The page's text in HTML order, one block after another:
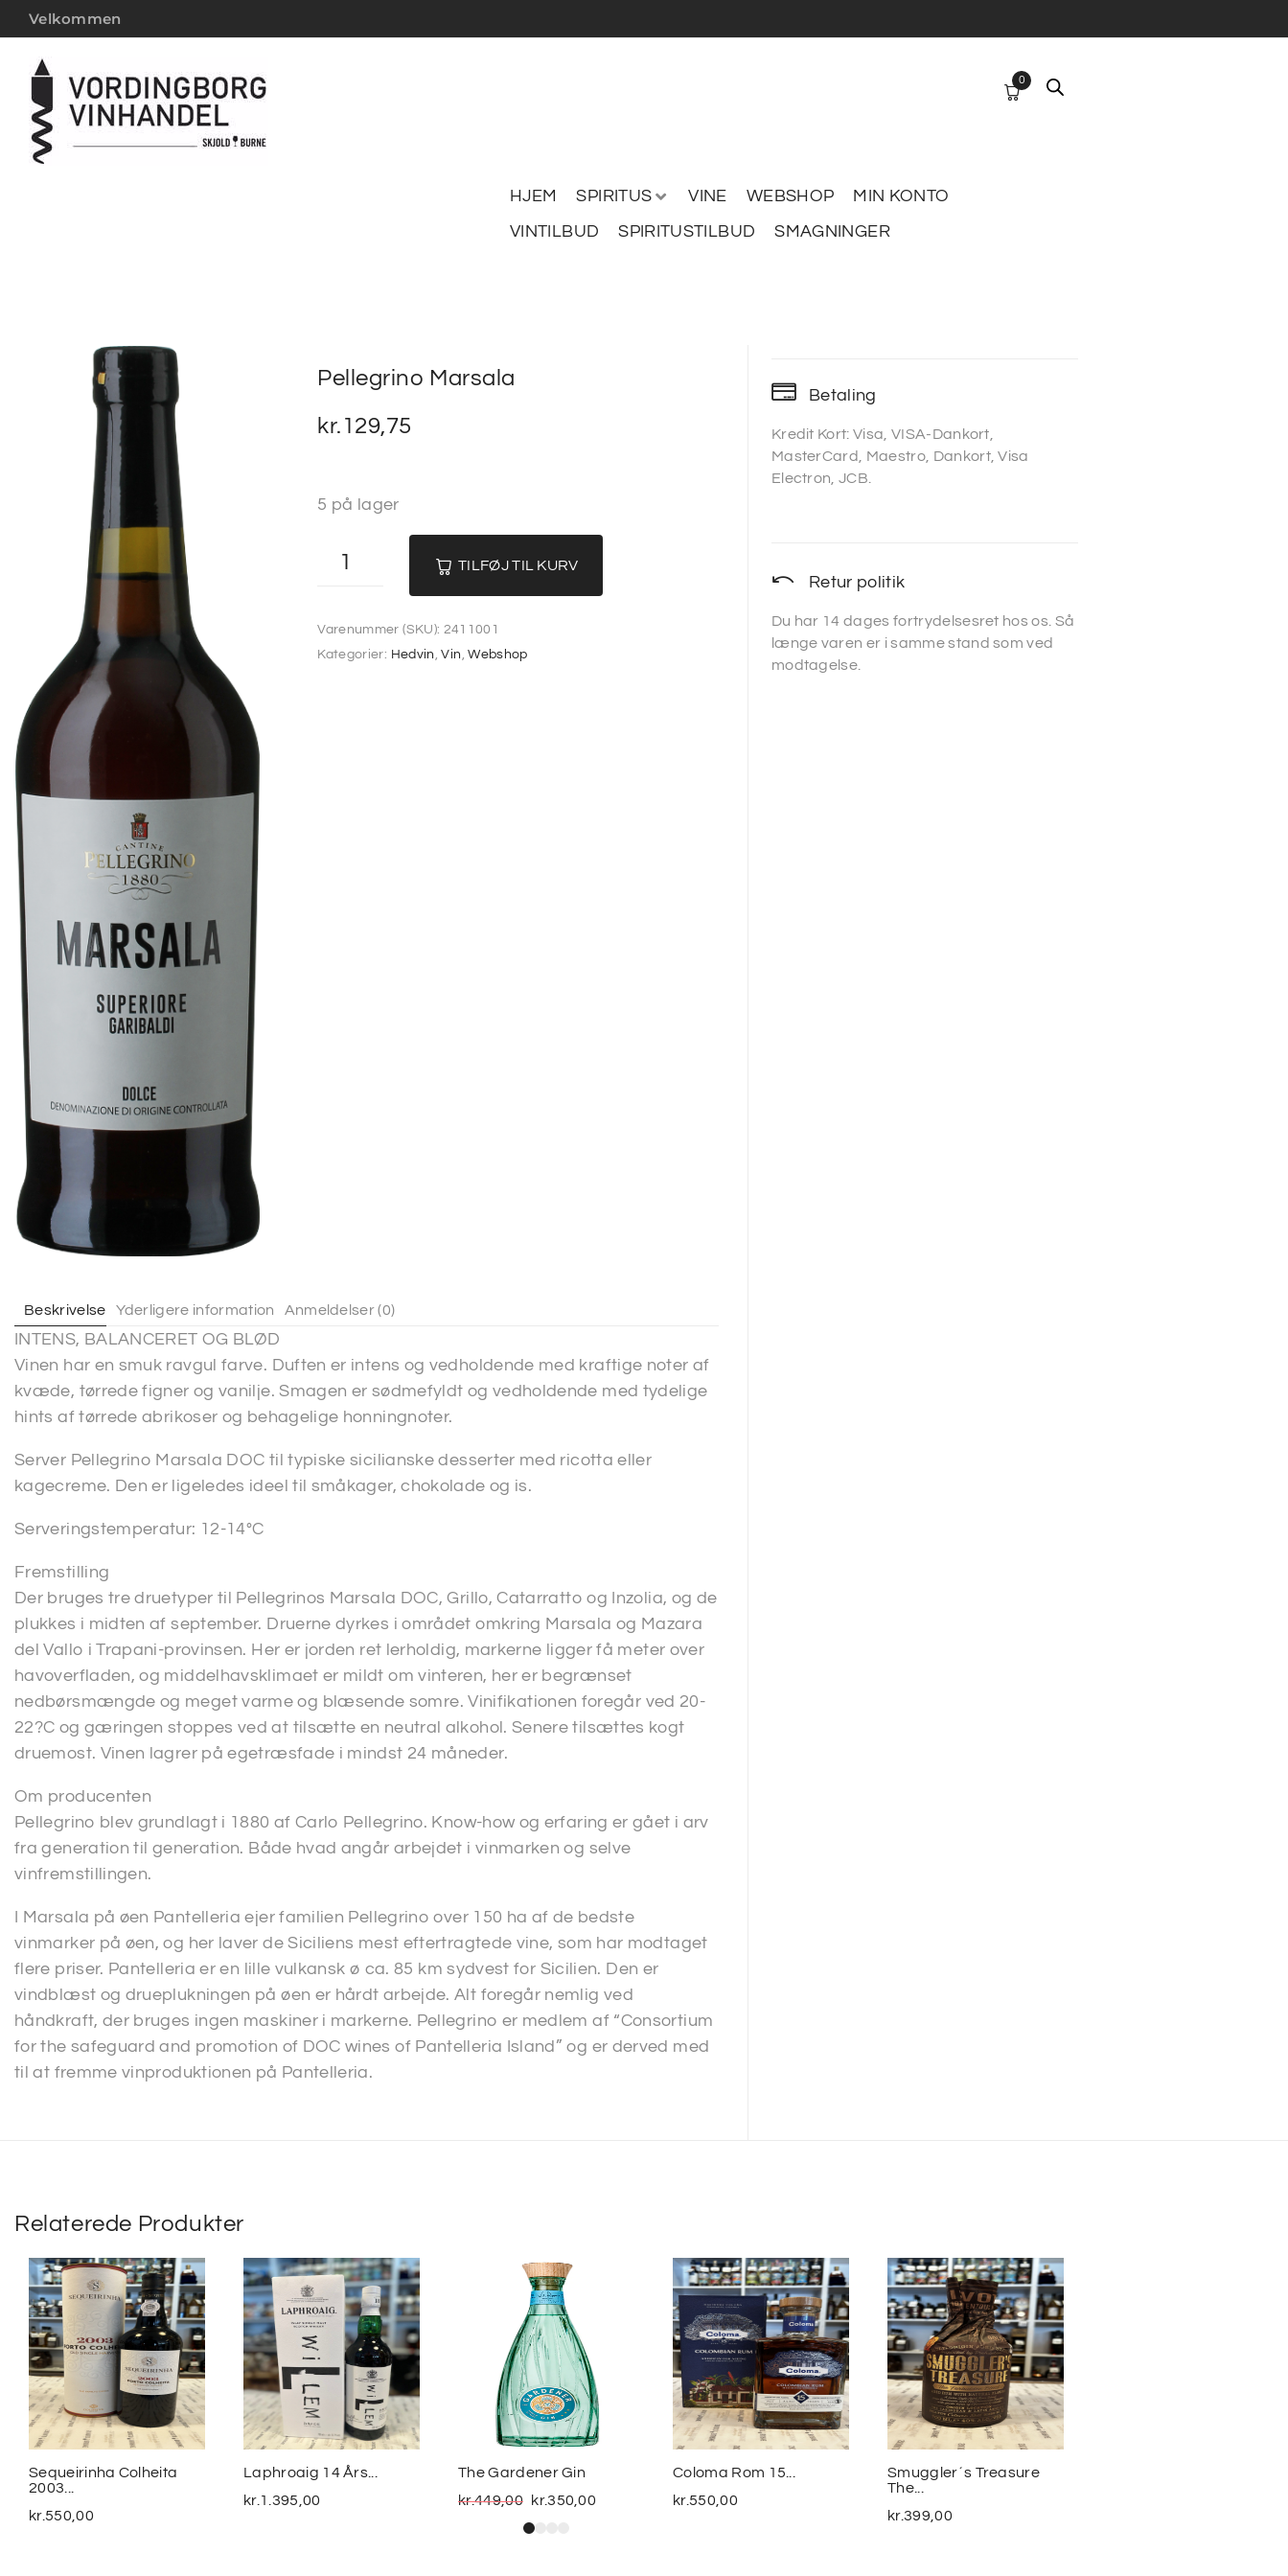
Velkommen
HJEM SPIRITUS VINE WEBSHOP
MIN KONTO
VINTILBUD
SPIRITUSTILBUD SMAGNINGER
0
Pellegrino Marsala
kr. 129,75
5 på lager
TILFØJ TIL KURV
Varenummer (SKU): 2411001
Kategorier: Hedvin ,Vin ,Webshop
Beskrivelse Yderligere information Anmeldelser (0)
INTENS, BALANCERET OG BLØD
Vinen har en smuk ravgul farve. Duften er intens og vedholdende med kraftige noter af
kvæde, tørrede figner og vanilje. Smagen er sødmefyldt og vedholdende med tydelige
hints af tørrede abrikoser og behagelige honningnoter.
Server Pellegrino Marsala DOC til typiske sicilianske desserter med ricotta eller
kagecreme. Den er ligeledes ideel til småkager, chokolade og is.
Serveringstemperatur: 12-14°C
Fremstilling
Der bruges tre druetyper til Pellegrinos Marsala DOC, Grillo, Catarratto og Inzolia, og de
plukkes i midten af september. Druerne dyrkes i området omkring Marsala og Mazara
del Vallo i Trapani-provinsen. Her er jorden ret lerholdig, markerne ligger få meter over
havoverfladen, og middelhavsklimaet er mildt om vinteren, her er begrænset
nedbørsmængde og meget varme og blæsende somre. Vinifikationen foregår ved 20-
22?C og gæringen stoppes ved at tilsætte en neutral alkohol. Senere tilsættes kogt
druemost. Vinen lagrer på egetræsfade i mindst 24 måneder.
Om producenten
Pellegrino blev grundlagt i 1880 af Carlo Pellegrino. Know-how og erfaring er gået i arv
fra generation til generation. Både hvad angår arbejdet i vinmarken og selve
vinfremstillingen.
I Marsala på øen Pantelleria ejer familien Pellegrino over 150 ha af de bedste
vinmarker på øen, og her laver de Siciliens mest eftertragtede vine, som har modtaget
flere priser. Pantelleria er en lille vulkansk ø ca. 85 km sydvest for Sicilien. Den er
vindblæst og drueplukningen på øen er hårdt arbejde. Alt foregår nemlig ved
håndkraft, der bruges ingen maskiner i markerne. Pellegrino er medlem af “Consortium
for the safeguard and promotion of DOC wines of Pantelleria Island” og er derved med
til at fremme vinproduktionen på Pantelleria.
Betaling
Kredit Kort: Visa, VISA-Dankort,
MasterCard, Maestro, Dankort, Visa
Electron, JCB.
Retur politik
Du har 14 dages fortrydelsesret hos os. Så
længe varen er i samme stand som ved
modtagelse.
Relaterede Produkter
Sequeirinha Colheita
2003...
kr.550,00
Laphroaig 14 Års...
kr. 1.395,00
The Gardener Gin
kr.449,00 kr.350,00
Coloma Rom 15...
kr.550,00
Smuggler´s Treasure
The...
kr.399,00